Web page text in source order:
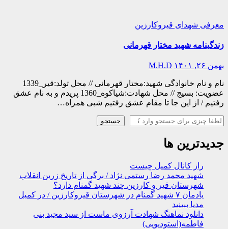
معرفی شهدای قیروکارزین
زندگینامه شهید مختار قهرمانی
بهمن ۲۶, ۱۴۰۱ M.H.D
نام و نام خانوادگی شهید:مختار قهرمانی // محل تولد:قیر_1339
عضویت: بسیج // محل شهادت:شیاکوه_1360 پریدم و به نام عشق
رفتیم / از این جا تا مقام عشق رفتیم شبی همراه…
جستجو
جستجو
جدیدترین ها
راز کانال کمیل چیست
شهید محمد رضا رستمی نژاد / برگی از تاریخ زرین انقلاب
شهرستان قیر و کارزین چند شهید گمنام دارد؟
یادمان ۷ شهید گمنام در شهرستان قیروکارزین / در کمیل
مدیا ببینید
دانلود نماهنگ شهادت آرزوی ماست از سید مجید بنی
فاطمه(استودیویی)